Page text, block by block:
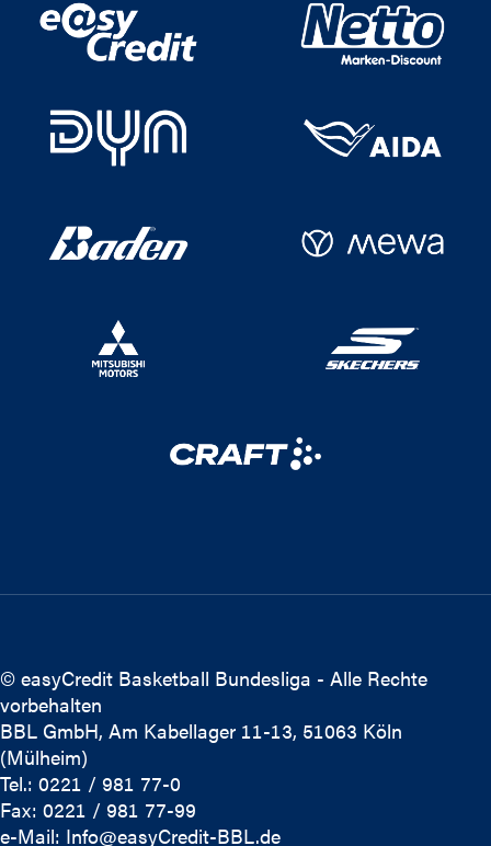
© easyCredit Basketball Bundesliga - Alle Rechte
vorbehalten
BBL GmbH, Am Kabellager 11-13, 51063 Köln
(Mülheim)
Tel.: 0221 / 981 77-0
Fax: 0221 / 981 77-99
e-Mail: Info@easyCredit-BBL.de